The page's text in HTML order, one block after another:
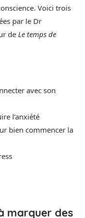
Voici trois
par le Dr
de Le temps de
avec son
l’anxiété
bien commencer la
marquer des